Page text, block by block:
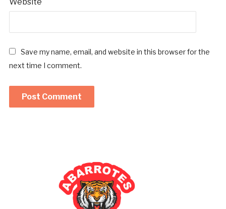
Save my name, email, and website in this browser for the
next time I comment.